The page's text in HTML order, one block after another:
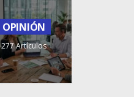
OPINIÓN
277 Artículos